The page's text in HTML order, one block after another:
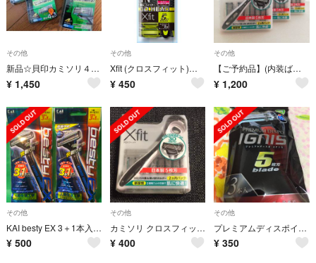
その他
新品☆貝印カミソリ４枚刃「 KAI４」ホルダー&替刃１２個（４個✖３パック）
¥ 1,450
その他
Xfit (クロスフィット)替刃2コ入り トラベルパック 貝印
¥ 450
その他
【ご予約品】(内装ばらし)貝印カミソリ クロスフィット3パック
¥ 1,200
その他
KAI besty EX 3＋1本入 2パック
¥ 500
その他
カミソリ クロスフィット 未開封
¥ 400
その他
プレミアムディスポイグニス
¥ 350